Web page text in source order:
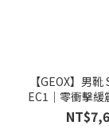
【GEOX】男
EC1｜零衝擊緩
西短靴 |